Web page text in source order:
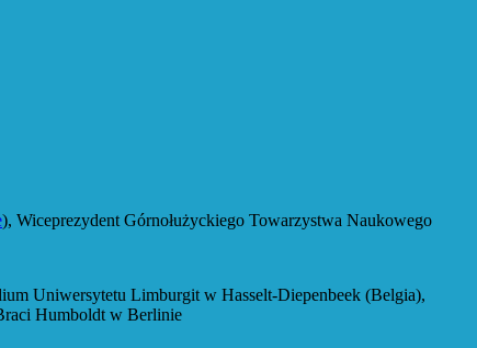
), Wiceprezydent Górnołużyckiego Towarzystwa Naukowego
Limburgit w Hasselt-Diepenbeek (Belgia),
Humboldt w Berlinie